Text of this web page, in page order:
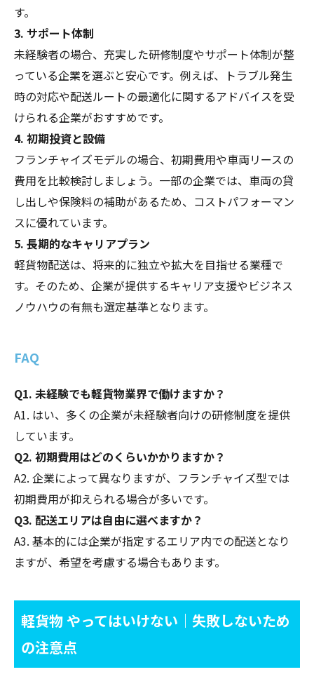
す。
3. サポート体制
未経験者の場合、充実した研修制度やサポート体制が整
っている企業を選ぶと安心です。例えば、トラブル発生
時の対応や配送ルートの最適化に関するアドバイスを受
けられる企業がおすすめです。
4. 初期投資と設備
フランチャイズモデルの場合、初期費用や車両リースの
費用を比較検討しましょう。一部の企業では、車両の貸
し出しや保険料の補助があるため、コストパフォーマン
スに優れています。
5. 長期的なキャリアプラン
軽貨物配送は、将来的に独立や拡大を目指せる業種で
す。そのため、企業が提供するキャリア支援やビジネス
ノウハウの有無も選定基準となります。
FAQ
Q1. 未経験でも軽貨物業界で働けますか？
A1. はい、多くの企業が未経験者向けの研修制度を提供
しています。
Q2. 初期費用はどのくらいかかりますか？
A2. 企業によって異なりますが、フランチャイズ型では
初期費用が抑えられる場合が多いです。
Q3. 配送エリアは自由に選べますか？
A3. 基本的には企業が指定するエリア内での配送となり
ますが、希望を考慮する場合もあります。
軽貨物 やってはいけない｜失敗しないため
の注意点